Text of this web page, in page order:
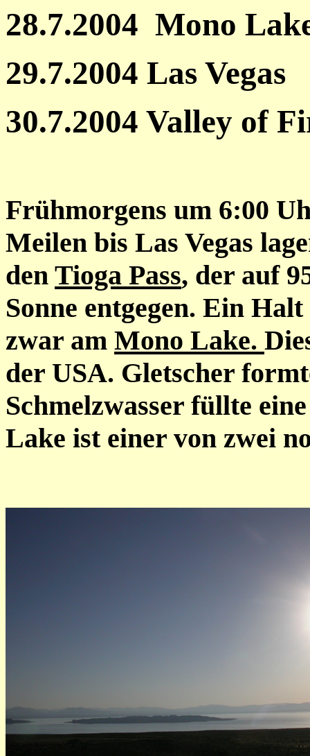
28.7.2004 Mono
29.7.2004 Las Vegas
30.7.2004 Valley of
Frühmorgens um 6:00
Meilen bis Las Vegas
den Tioga Pass, der auf
Sonne entgegen. Ein
zwar am Mono Lake.
der USA. Gletscher
Schmelzwasser füllte
Lake ist einer von zwei